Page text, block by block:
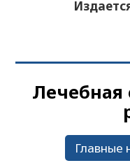
Лечебная
Главные